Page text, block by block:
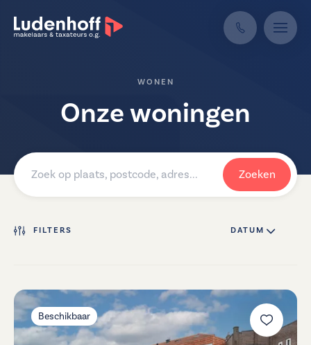
WONEN
Onze woningen
Zoeken
FILTERS DATUM ↓
Beschikbaar